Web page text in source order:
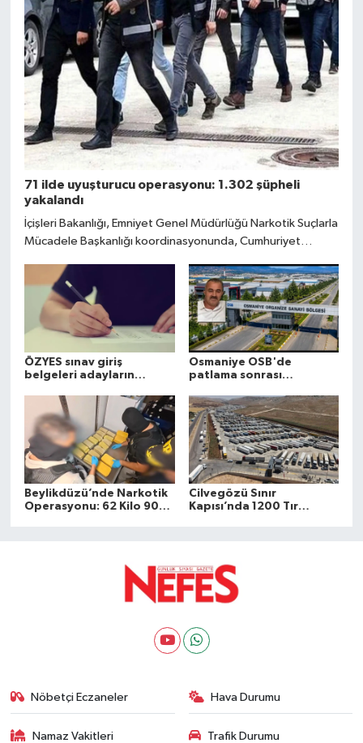
71 ilde uyuşturucu operasyonu: 1.302 şüpheli
yakalandı
İçişleri Bakanlığı, Emniyet Genel Müdürlüğü Narkotik Suçlarla
Mücadele Başkanlığı koordinasyonunda, Cumhuriyet
satıcılarına yönelik son 10 günde geniş çaplı operasyonlar
düzenlendiğini duyurdu.
ÖZYES sınav giriş
belgeleri adayların
Osmaniye OSB'de
patlama sonrası
Beylikdüzü’nde Narkotik
Operasyonu: 62 Kilo 900
Cilvegözü Sınır
Kapısı’nda 1200 Tır
Nöbetçi Eczaneler Hava Durumu
Namaz Vakitleri Trafik Durumu